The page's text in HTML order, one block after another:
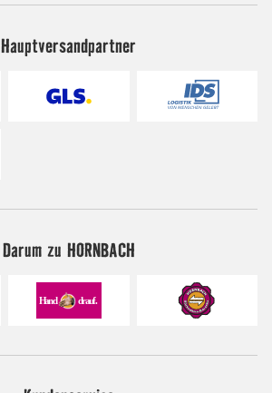
Hauptversandpartner
Darum zu HORNBACH